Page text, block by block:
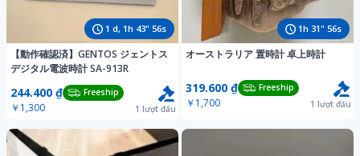
1 d, 1h 43" 54s
​【動作確認済】GENTOS ジェントス
デジタル電波時計 SA-913R
244.400 ₫ Freeship
￥1,300 1 lượt đấu
1h 31" 54s
オーストラリア 置時計 卓上時計
319.600 ₫ Freeship
￥1,700 1 lượt đấu